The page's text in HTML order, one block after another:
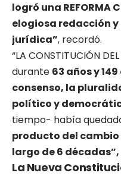
logró una REFORMA
elogiosa redacción
jurídica”, recordó.
“LA CONSTITUCIÓN
durante 63 años y
consenso, la
político y
tiempo- había
producto del
largo de 6
La Nueva